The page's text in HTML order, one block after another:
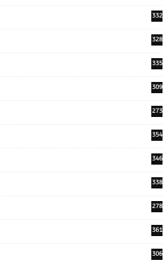
332
328
335
309
273
354
346
338
278
361
306